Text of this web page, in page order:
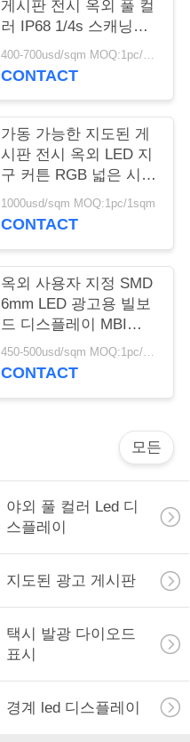
게시판 전시 옥외 풀 컬
러 IP68 1/4s 스캐닝을
지도했습니다
400-700usd/sqm MOQ:1pc/1sqm
CONTACT
가동 가능한 지도된 게
시판 전시 옥외 LED 지
구 커튼 RGB 넓은 시야
각
1000usd/sqm MOQ:1pc/1sqm
CONTACT
옥외 사용자 지정 SMD
6mm LED 광고용 빌보
드 디스플레이 MBI
5024
450-500usd/sqm MOQ:1pc/1sqm
CONTACT
모든
야외 풀 컬러 Led 디
스플레이
지도된 광고 게시판
택시 발광 다이오드
표시
경계 led 디스플레이